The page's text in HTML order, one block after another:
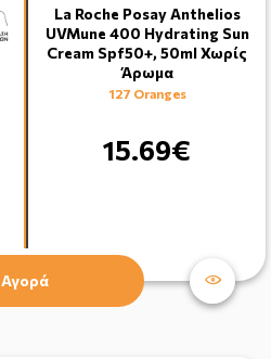
La Roche Posay Anthelios
UVMune 400 Hydrating Sun
Cream Spf50+, 50ml Χωρίς
Άρωμα
127 Oranges
15.69€
Αγορά